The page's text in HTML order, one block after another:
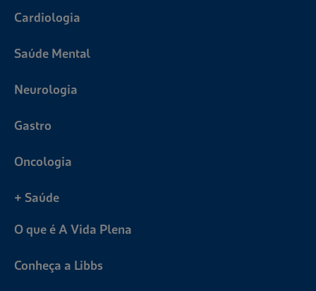
Cardiologia
Saúde Mental
Neurologia
Gastro
Oncologia
+ Saúde
O que é A Vida Plena
Conheça a Libbs